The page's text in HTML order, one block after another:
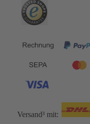
Versand³ mit: